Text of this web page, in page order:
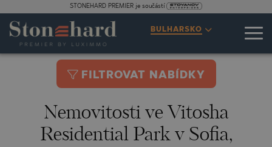
STONEHARD PREMIER je součástí
BULHARSKO
FILTROVAT NABÍDKY
Nemovitosti ve Vitosha
Residential Park v Sofia,